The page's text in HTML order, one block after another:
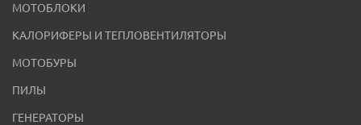
МОТОБЛОКИ
КАЛОРИФЕРЫ И ТЕПЛОВЕНТИЛЯТОРЫ
МОТОБУРЫ
ПИЛЫ
ГЕНЕРАТОРЫ